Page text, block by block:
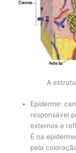
A
Epiderme:
responsável
externos e
É na
pela